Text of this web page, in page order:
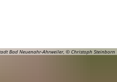
Bad Neuenahr-Ahrweiler, © Christoph Steinborn